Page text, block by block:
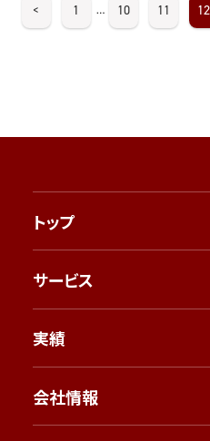
< 1 … 10 11 12
トップ
サービス
実績
会社情報